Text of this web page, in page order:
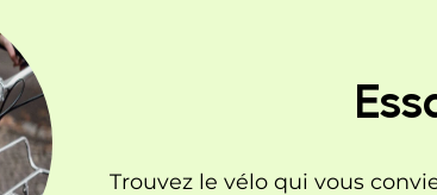
Trouvez le vélo qui vous